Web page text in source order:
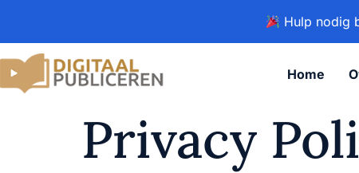
Hulp nodig
Home
Privacy